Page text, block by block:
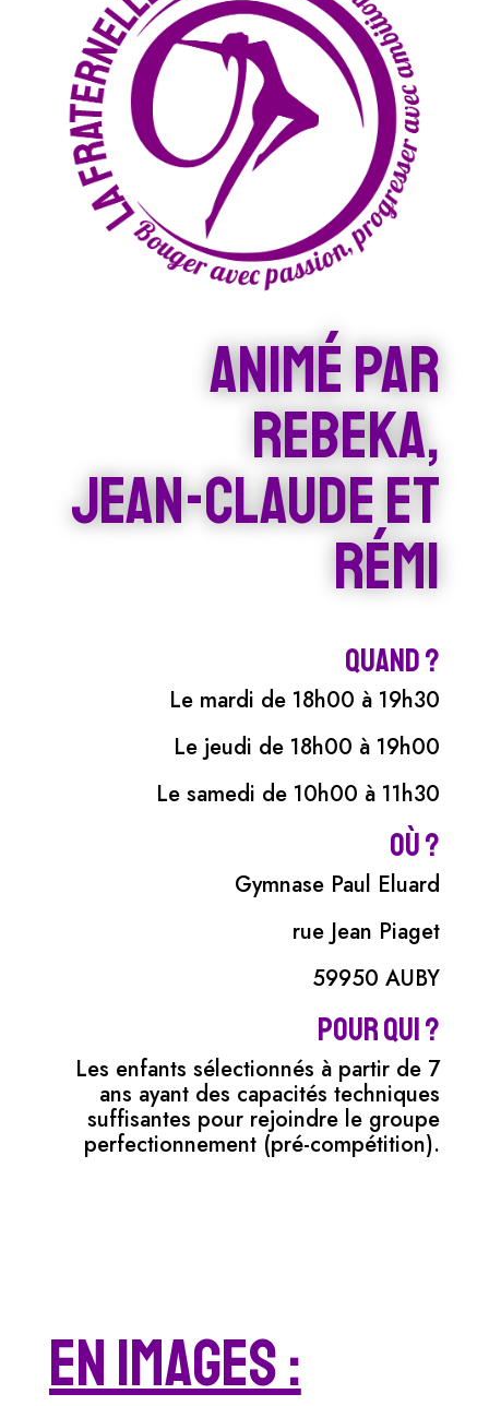
Animé par
REBEKA,
jean-claude ET
RÉMI
Quand ?
Le mardi de 18h00 à 19h30
Le jeudi de 18h00 à 19h00
Le samedi de 10h00 à 11h30
Où ?
Gymnase Paul Eluard
rue Jean Piaget
59950 AUBY
Pour qui ?
Les enfants sélectionnés à partir de 7
ans ayant des capacités techniques
suffisantes pour rejoindre le groupe
perfectionnement (pré-compétition).
En images :